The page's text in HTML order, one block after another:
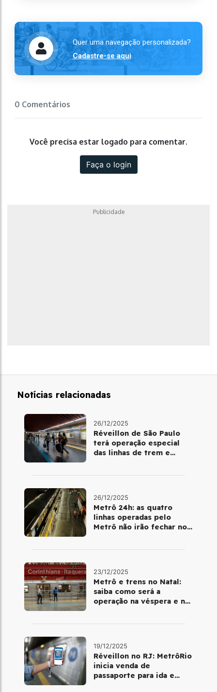
Quer uma navegação personalizada?
Cadastre-se aqui
0 Comentários
Você precisa estar logado para comentar.
Faça o login
Publicidade
Notícias relacionadas
26/12/2025
Réveillon de São Paulo
terá operação especial
das linhas de trem e
26/12/2025
Metrô 24h: as quatro
linhas operadas pelo
Metrô não irão fechar no
23/12/2025
Metrô e trens no Natal:
saiba como será a
operação na véspera e no
19/12/2025
Réveillon no RJ: MetrôRio
inicia venda de
passaporte para ida e